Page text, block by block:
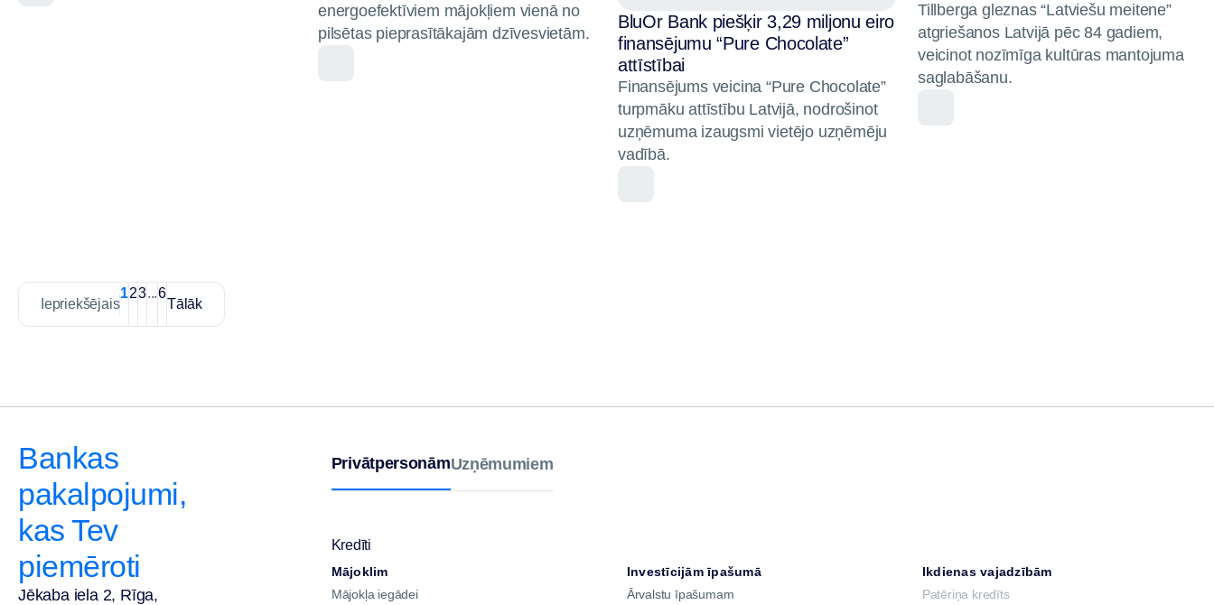
energoefektīviem mājokļiem vienā no
pilsētas pieprasītākajām dzīvesvietām.
BluOr Bank piešķir 3,29 miljonu eiro
finansējumu “Pure Chocolate”
attīstībai
Finansējums veicina “Pure Chocolate”
turpmāku attīstību Latvijā, nodrošinot
uzņēmuma izaugsmi vietējo uzņēmēju
vadībā.
Tillberga gleznas “Latviešu meitene”
atgriešanos Latvijā pēc 84 gadiem,
veicinot nozīmīga kultūras mantojuma
saglabāšanu.
Iepriekšējais
123...6
Tālāk
Bankas
pakalpojumi,
kas Tev
piemēroti
Jēkaba iela 2, Rīga,
PrivātpersonāmUzņēmumiem
Kredīti
Mājoklim
Mājokļa iegādei
Investīcijām īpašumā
Ārvalstu īpašumam
Ikdienas vajadzībām
Patēriņa kredīts